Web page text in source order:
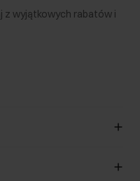
z wyjątkowych rabatów i